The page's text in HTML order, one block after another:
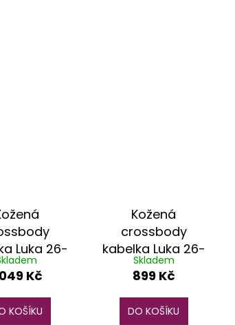
Luka 26-
Bz světle
Kč
KOŠÍKU
Kožená
crossbody
kabelka Luka 26-
128 růžová
Skladem
899 Kč
DO KOŠÍKU